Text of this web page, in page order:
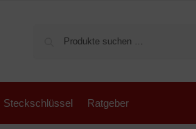
Steckschlüssel Ratgeber